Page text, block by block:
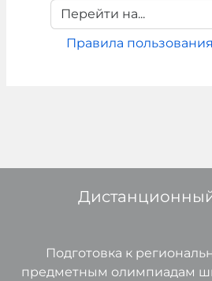
Перейти на...
Правила
Подготовка к
предметным олимпиадам